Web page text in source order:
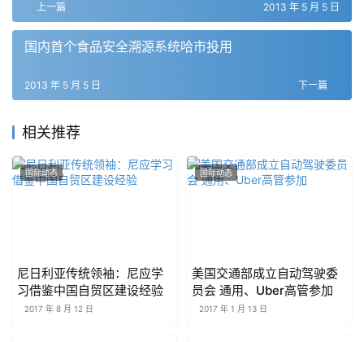
上一篇 2013 年 5 月 5 日
国内首个食品安全溯源系统哈市投用
下一篇
2013 年 5 月 5 日
相关推荐
国际动态
尼日利亚传统领袖：尼应学
习借鉴中国自贸区建设经验
2017 年 8 月 12 日
国际动态
美国交通部成立自动驾驶委
员会 通用、Uber高管参加
2017 年 1 月 13 日